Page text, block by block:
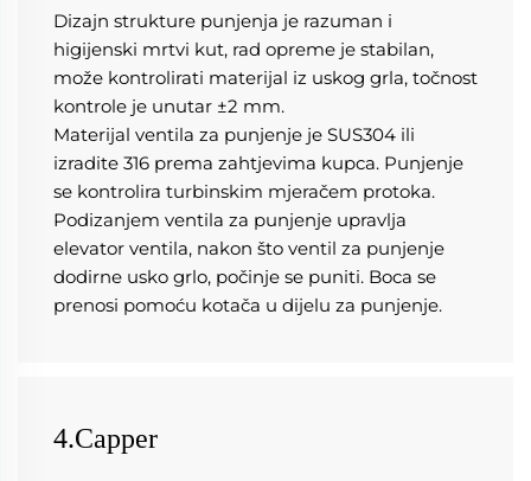
Dizajn strukture punjenja je razuman i
higijenski mrtvi kut, rad opreme je stabilan,
može kontrolirati materijal iz uskog grla, točnost
kontrole je unutar ±2 mm.
Materijal ventila za punjenje je SUS304 ili
izradite 316 prema zahtjevima kupca. Punjenje
se kontrolira turbinskim mjeračem protoka.
Podizanjem ventila za punjenje upravlja
elevator ventila, nakon što ventil za punjenje
dodirne usko grlo, počinje se puniti. Boca se
prenosi pomoću kotača u dijelu za punjenje.
4.Capper